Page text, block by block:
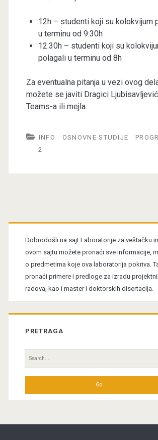
12h – studenti koji su kolokvijum
u terminu od 9:30h
12:30h – studenti koji su
polagali u terminu od 8h
Za eventualna pitanja u vezi ovog
možete se javiti Dragici
Teams-a ili mejla.
INFO OSNOVNE STUDIJE
2
Primary
Sidebar
Dobrodošli na sajt Laboratorije za veštačku
ovom sajtu možete pronaći sve informacije,
o predmetima koje ova laboratorija pokriva.
pronaći primere i predloge za izradu
radova, kao i master i doktorskih disertacija.
PRETRAGA
Search
for: